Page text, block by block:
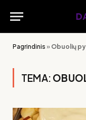
Pagrindinis » Obuolių
TEMA: